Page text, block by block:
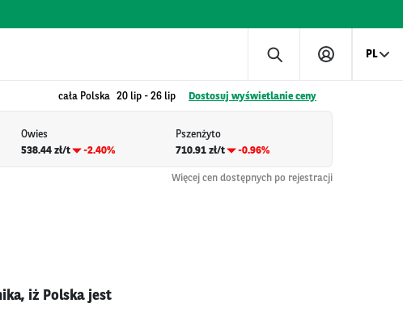
PL
cała Polska 20 lip - 26 lip Dostosuj wyświetlanie ceny
Owies
538.44 zł/t
-2.40%
Pszenżyto
710.91 zł/t
-0.96%
Więcej cen dostępnych po rejestracji
iż Polska jest